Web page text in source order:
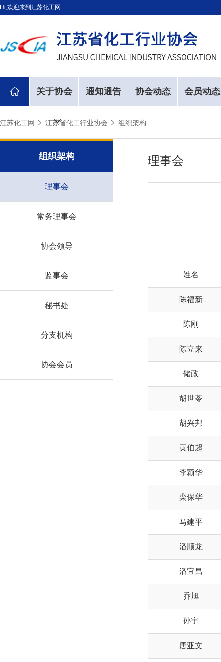
Hi,欢迎来到江苏化工网
关于协会 通知通告 协会动态 会员动态
江苏化工网 江苏省化工行业协会 组织架构
组织架构
理事会
常务理事会
协会领导
监事会
秘书处
分支机构
协会会员
理事会
姓名
陈福新
陈刚
陈立来
储政
胡世苓
胡兴邦
黄伯超
李颖华
栾保华
马建平
潘顺龙
潘宜昌
乔旭
孙宇
唐亚文